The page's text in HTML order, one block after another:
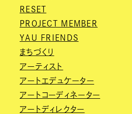
RESET
PROJECT MEMBER
YAU FRIENDS
まちづくり
アーティスト
アートエデュケーター
アートコーディネーター
アートディレクター